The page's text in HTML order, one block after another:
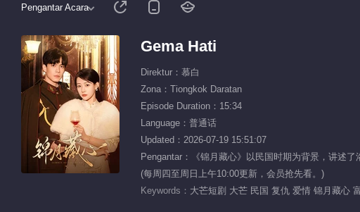
Pengantar Acara
Gema Hati
Direktur：慕白
Zona：Tiongkok Daratan
Episode Duration：15:34
Language：普通话
Updated：2026-07-19 15:51:07
Pengantar：《锦月藏心》以民国时期为背景，讲述
(每周四至周日上午10:00更新，会员抢先看。)
Keywords： 大芒短剧 大芒 民国 复仇 爱情 锦月藏心